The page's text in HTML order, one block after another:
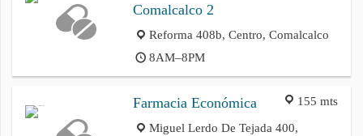
Comalcalco 2
Reforma 408b, Centro, Comalcalco
8AM–8PM
155 mts
Farmacia Económica
Miguel Lerdo De Tejada 400,